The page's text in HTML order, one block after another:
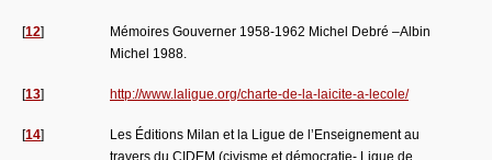
[12]
Mémoires Gouverner 1958-1962 Michel Debré –Albin
Michel 1988.
[13] http://www.laligue.org/charte-de-la-laicite-a-lecole/
[14]
Les Éditions Milan et la Ligue de l’Enseignement au
travers du CIDEM (civisme et démocratie- Ligue de